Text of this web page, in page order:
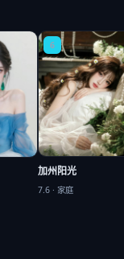
6
加州阳光
7.6 · 家庭